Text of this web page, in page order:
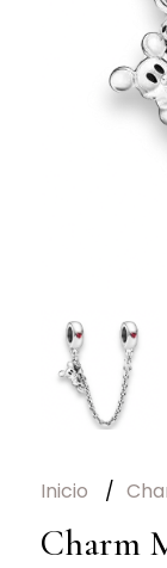
Inicio
Charm